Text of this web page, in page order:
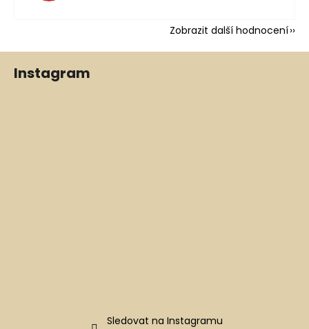
Zobrazit další hodnocení
Instagram
Sledovat na Instagramu